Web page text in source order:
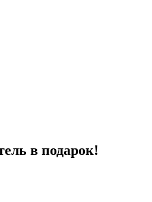
в подарок!